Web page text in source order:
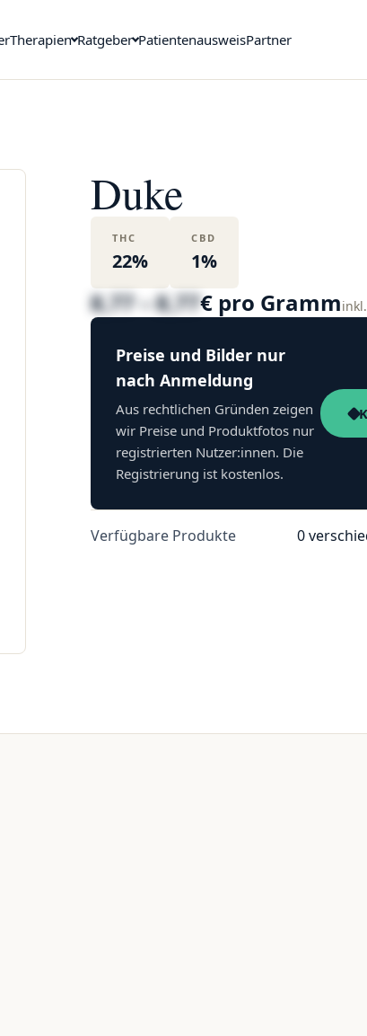
Therapien Ratgeber PatientenausweisPartner
Duke
THC
22%
CBD
1%
8,77 – 8,77€ pro Gramm
Preise und Bilder nur
nach Anmeldung
Aus rechtlichen Gründen zeigen
wir Preise und Produktfotos nur
registrierten Nutzer:innen. Die
Registrierung ist kostenlos.
Verfügbare Produkte 0